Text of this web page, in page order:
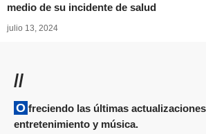
medio de su incidente de salud
julio 13, 2024
//
Ofreciendo las últimas actualizaciones y noticias sobre
entretenimiento y música.